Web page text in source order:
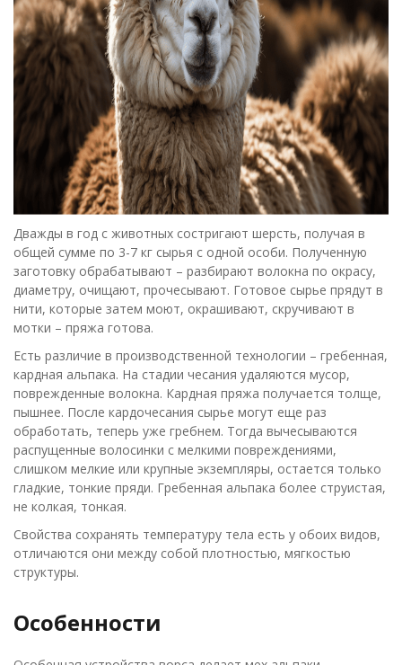
Дважды в год с животных состригают шерсть, получая в
общей сумме по 3-7 кг сырья с одной особи. Полученную
заготовку обрабатывают – разбирают волокна по окрасу,
диаметру, очищают, прочесывают. Готовое сырье прядут в
нити, которые затем моют, окрашивают, скручивают в
мотки – пряжа готова.
Есть различие в производственной технологии – гребенная,
кардная альпака. На стадии чесания удаляются мусор,
поврежденные волокна. Кардная пряжа получается толще,
пышнее. После кардочесания сырье могут еще раз
обработать, теперь уже гребнем. Тогда вычесываются
распущенные волосинки с мелкими повреждениями,
слишком мелкие или крупные экземпляры, остается только
гладкие, тонкие пряди. Гребенная альпака более струистая,
не колкая, тонкая.
Свойства сохранять температуру тела есть у обоих видов,
отличаются они между собой плотностью, мягкостью
структуры.
Особенности